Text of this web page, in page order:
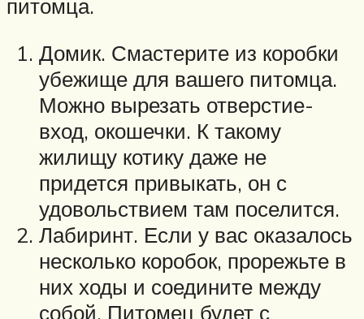
питомца.
Домик. Смастерите из коробки
убежище для вашего питомца.
Можно вырезать отверстие-
вход, окошечки. К такому
жилищу котику даже не
придется привыкать, он с
удовольствием там поселится.
Лабиринт. Если у вас оказалось
несколько коробок, прорежьте в
них ходы и соедините между
собой. Питомец будет с